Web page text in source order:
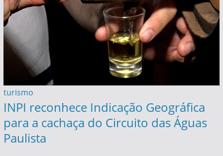
turismo
INPI reconhece Indicação Geográfica
para a cachaça do Circuito das Águas
Paulista